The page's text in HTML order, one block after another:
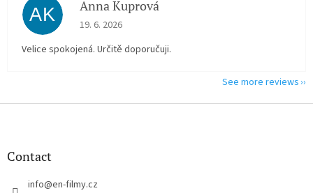
AK Anna Kuprová
The store rating is 5 out of 5 stars.
19. 6. 2026
Velice spokojená. Určitě doporučuji.
See more reviews
F
Contact
info@en-filmy.cz